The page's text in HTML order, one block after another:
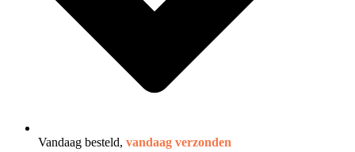
Vandaag besteld, vandaag verzonden